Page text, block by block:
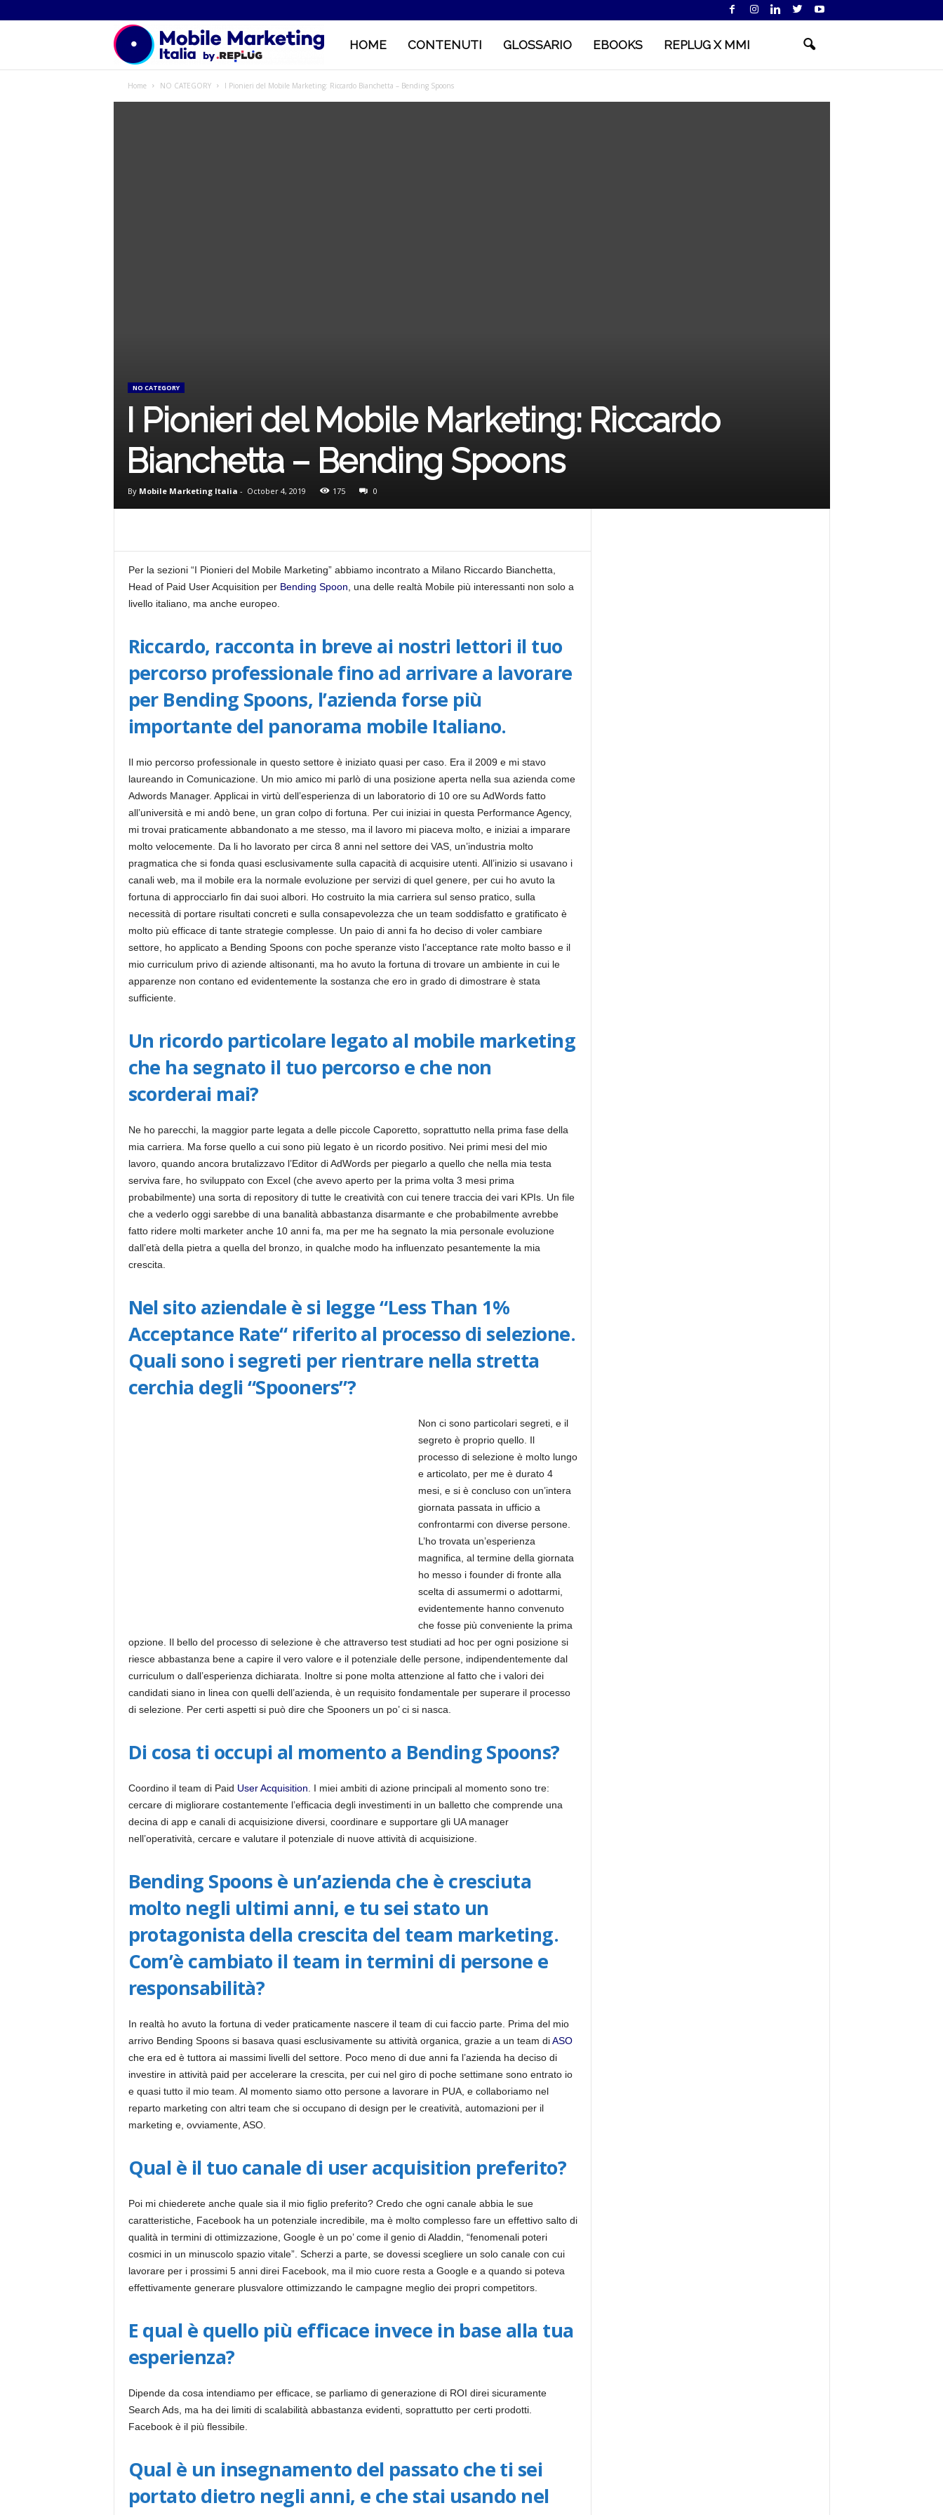
k
t
n
g
I
t
a
i
HOME CONTENUTI GLOSSARIO EBOOKS REPLUG X MMI
Home NO CATEGORY I Pionieri del Mobile Marketing: Riccardo Bianchetta – Bending Spoons
NO CATEGORY
I Pionieri del Mobile Marketing: Riccardo
Bianchetta – Bending Spoons
By Mobile Marketing Italia - October 4, 2019 175 0
Per la sezioni “I Pionieri del Mobile Marketing” abbiamo incontrato a Milano Riccardo Bianchetta,
Head of Paid User Acquisition per Bending Spoon , una delle realtà Mobile più interessanti non solo a
livello italiano, ma anche europeo.
Riccardo, racconta in breve ai nostri lettori il tuo
percorso professionale fino ad arrivare a lavorare
per Bending Spoons, l’azienda forse più
importante del panorama mobile Italiano.
Il mio percorso professionale in questo settore è iniziato quasi per caso. Era il 2009 e mi stavo
laureando in Comunicazione. Un mio amico mi parlò di una posizione aperta nella sua azienda come
Adwords Manager. Applicai in virtù dell’esperienza di un laboratorio di 10 ore su AdWords fatto
all’università e mi andò bene, un gran colpo di fortuna. Per cui iniziai in questa Performance Agency,
mi trovai praticamente abbandonato a me stesso, ma il lavoro mi piaceva molto, e iniziai a imparare
molto velocemente. Da li ho lavorato per circa 8 anni nel settore dei VAS, un’industria molto
pragmatica che si fonda quasi esclusivamente sulla capacità di acquisire utenti. All’inizio si usavano i
canali web, ma il mobile era la normale evoluzione per servizi di quel genere, per cui ho avuto la
fortuna di approcciarlo fin dai suoi albori. Ho costruito la mia carriera sul senso pratico, sulla
necessità di portare risultati concreti e sulla consapevolezza che un team soddisfatto e gratificato è
molto più efficace di tante strategie complesse. Un paio di anni fa ho deciso di voler cambiare
settore, ho applicato a Bending Spoons con poche speranze visto l’acceptance rate molto basso e il
mio curriculum privo di aziende altisonanti, ma ho avuto la fortuna di trovare un ambiente in cui le
apparenze non contano ed evidentemente la sostanza che ero in grado di dimostrare è stata
sufficiente.
Un ricordo particolare legato al mobile marketing
che ha segnato il tuo percorso e che non
scorderai mai?
Ne ho parecchi, la maggior parte legata a delle piccole Caporetto, soprattutto nella prima fase della
mia carriera. Ma forse quello a cui sono più legato è un ricordo positivo. Nei primi mesi del mio
lavoro, quando ancora brutalizzavo l’Editor di AdWords per piegarlo a quello che nella mia testa
serviva fare, ho sviluppato con Excel (che avevo aperto per la prima volta 3 mesi prima
probabilmente) una sorta di repository di tutte le creatività con cui tenere traccia dei vari KPIs. Un file
che a vederlo oggi sarebbe di una banalità abbastanza disarmante e che probabilmente avrebbe
fatto ridere molti marketer anche 10 anni fa, ma per me ha segnato la mia personale evoluzione
dall’età della pietra a quella del bronzo, in qualche modo ha influenzato pesantemente la mia
crescita.
Nel sito aziendale è si legge “Less Than 1%
Acceptance Rate“ riferito al processo di selezione.
Quali sono i segreti per rientrare nella stretta
cerchia degli “Spooners”?
Non ci sono particolari segreti, e il
segreto è proprio quello. Il
processo di selezione è molto lungo
e articolato, per me è durato 4
mesi, e si è concluso con un’intera
giornata passata in ufficio a
confrontarmi con diverse persone.
L’ho trovata un’esperienza
magnifica, al termine della giornata
ho messo i founder di fronte alla
scelta di assumermi o adottarmi,
evidentemente hanno convenuto
che fosse più conveniente la prima
opzione. Il bello del processo di selezione è che attraverso test studiati ad hoc per ogni posizione si
riesce abbastanza bene a capire il vero valore e il potenziale delle persone, indipendentemente dal
curriculum o dall’esperienza dichiarata. Inoltre si pone molta attenzione al fatto che i valori dei
candidati siano in linea con quelli dell’azienda, è un requisito fondamentale per superare il processo
di selezione. Per certi aspetti si può dire che Spooners un po’ ci si nasca.
Di cosa ti occupi al momento a Bending Spoons?
Coordino il team di Paid User Acquisition . I miei ambiti di azione principali al momento sono tre:
cercare di migliorare costantemente l’efficacia degli investimenti in un balletto che comprende una
decina di app e canali di acquisizione diversi, coordinare e supportare gli UA manager
nell’operatività, cercare e valutare il potenziale di nuove attività di acquisizione.
Bending Spoons è un’azienda che è cresciuta
molto negli ultimi anni, e tu sei stato un
protagonista della crescita del team marketing.
Com’è cambiato il team in termini di persone e
responsabilità?
In realtà ho avuto la fortuna di veder praticamente nascere il team di cui faccio parte. Prima del mio
arrivo Bending Spoons si basava quasi esclusivamente su attività organica, grazie a un team diASO
che era ed è tuttora ai massimi livelli del settore. Poco meno di due anni fa l’azienda ha deciso di
investire in attività paid per accelerare la crescita, per cui nel giro di poche settimane sono entrato io
e quasi tutto il mio team. Al momento siamo otto persone a lavorare in PUA, e collaboriamo nel
reparto marketing con altri team che si occupano di design per le creatività, automazioni per il
marketing e, ovviamente, ASO.
Qual è il tuo canale di user acquisition preferito?
Poi mi chiederete anche quale sia il mio figlio preferito? Credo che ogni canale abbia le sue
caratteristiche, Facebook ha un potenziale incredibile, ma è molto complesso fare un effettivo salto di
qualità in termini di ottimizzazione, Google è un po’ come il genio di Aladdin, “fenomenali poteri
cosmici in un minuscolo spazio vitale”. Scherzi a parte, se dovessi scegliere un solo canale con cui
lavorare per i prossimi 5 anni direi Facebook, ma il mio cuore resta a Google e a quando si poteva
effettivamente generare plusvalore ottimizzando le campagne meglio dei propri competitors.
E qual è quello più efficace invece in base alla tua
esperienza?
Dipende da cosa intendiamo per efficace, se parliamo di generazione di ROI direi sicuramente
Search Ads, ma ha dei limiti di scalabilità abbastanza evidenti, soprattutto per certi prodotti.
Facebook è il più flessibile.
Qual è un insegnamento del passato che ti sei
portato dietro negli anni, e che stai usando nel